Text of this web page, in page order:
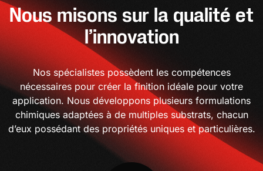
Nous misons sur la qualité et
l’innovation
Nos spécialistes possèdent les compétences
nécessaires pour créer la finition idéale pour votre
application. Nous développons plusieurs formulations
chimiques adaptées à de multiples substrats, chacun
d’eux possédant des propriétés uniques et particulières.